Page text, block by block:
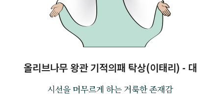
올리브나무 왕관 기적의패 탁상(이태리) - 대
시선을 머무르게 하는 거룩한 존재감